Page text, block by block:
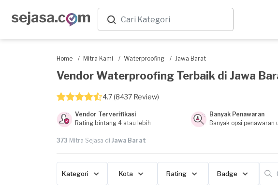
Home / Mitra Kami / Waterproofing / Jawa Barat
Vendor Waterproofing Terbaik di Jawa
4.7 (8437 Review)
Vendor Terverifikasi
Rating bintang 4 atau lebih
Banyak Penawaran
Banyak opsi penawaran
373 Mitra Sejasa di Jawa Barat
Kategori Kota Rating Badge